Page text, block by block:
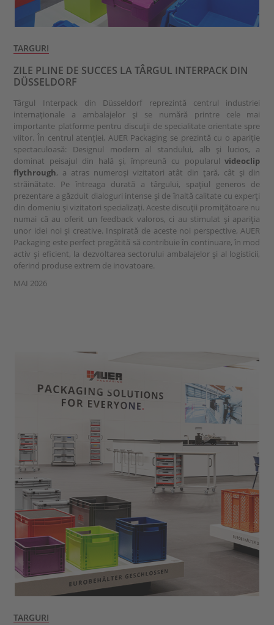
TARGURI
ZILE PLINE DE SUCCES LA TÂRGUL INTERPACK DIN
DÜSSELDORF
Târgul Interpack din Düsseldorf reprezintă centrul industriei
internaționale a ambalajelor și se numără printre cele mai
importante platforme pentru discuții de specialitate orientate spre
viitor. În centrul atenției, AUER Packaging se prezintă cu o apariție
spectaculoasă: Designul modern al standului, alb și lucios, a
dominat peisajul din hală și, împreună cu popularulvideoclip
flythrough, a atras numeroși vizitatori atât din țară, cât și din
străinătate. Pe întreaga durată a târgului, spațiul generos de
prezentare a găzduit dialoguri intense și de înaltă calitate cu experți
din domeniu și vizitatori specializați. Aceste discuții promițătoare nu
numai că au oferit un feedback valoros, ci au stimulat și apariția
unor idei noi și creative. Inspirată de aceste noi perspective, AUER
Packaging este perfect pregătită să contribuie în continuare, în mod
activ și eficient, la dezvoltarea sectorului ambalajelor și al logisticii,
oferind produse extrem de inovatoare.
MAI 2026
TARGURI